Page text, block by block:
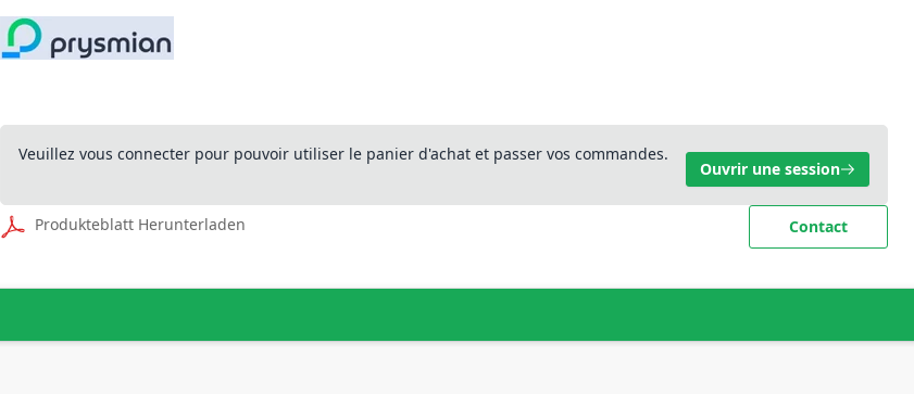
Veuillez vous connecter pour pouvoir utiliser le panier d'achat et passer vos commandes.
Ouvrir une session
Produkteblatt Herunterladen Contact